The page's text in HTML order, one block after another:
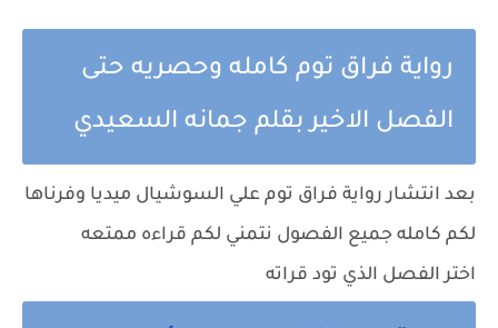
رواية فراق توم كامله وحصريه حتى
الفصل الاخير بقلم جمانه السعيدي
بعد انتشار رواية فراق توم علي السوشيال ميديا وفرناها
لكم كامله جميع الفصول نتمني لكم قراءه ممتعه
اختر الفصل الذي تود قراته